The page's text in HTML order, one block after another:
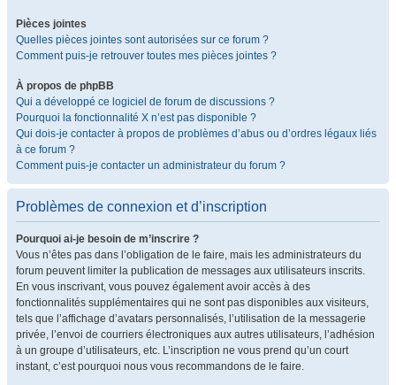
Pièces jointes
Quelles pièces jointes sont autorisées sur ce forum ?
Comment puis-je retrouver toutes mes pièces jointes ?
À propos de phpBB
Qui a développé ce logiciel de forum de discussions ?
Pourquoi la fonctionnalité X n’est pas disponible ?
Qui dois-je contacter à propos de problèmes d’abus ou d’ordres légaux liés
à ce forum ?
Comment puis-je contacter un administrateur du forum ?
Problèmes de connexion et d’inscription
Pourquoi ai-je besoin de m’inscrire ?
Vous n’êtes pas dans l’obligation de le faire, mais les administrateurs du
forum peuvent limiter la publication de messages aux utilisateurs inscrits.
En vous inscrivant, vous pouvez également avoir accès à des
fonctionnalités supplémentaires qui ne sont pas disponibles aux visiteurs,
tels que l’affichage d’avatars personnalisés, l’utilisation de la messagerie
privée, l’envoi de courriers électroniques aux autres utilisateurs, l’adhésion
à un groupe d’utilisateurs, etc. L’inscription ne vous prend qu’un court
instant, c’est pourquoi nous vous recommandons de le faire.